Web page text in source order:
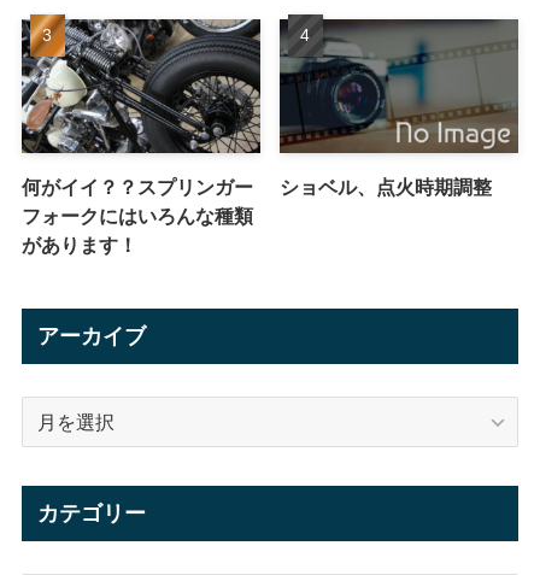
何がイイ？？スプリンガー
フォークにはいろんな種類
があります！
ショベル、点火時期調整
アーカイブ
カテゴリー